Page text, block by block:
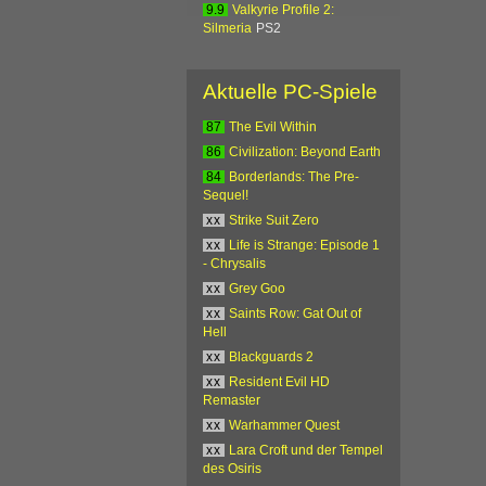
9.9
Valkyrie Profile 2:
Silmeria PS2
Aktuelle PC-Spiele
87
The Evil Within
86
Civilization: Beyond Earth
84
Borderlands: The Pre-
Sequel!
xx
Strike Suit Zero
xx
Life is Strange: Episode 1
- Chrysalis
xx
Grey Goo
xx
Saints Row: Gat Out of
Hell
xx
Blackguards 2
xx
Resident Evil HD
Remaster
xx
Warhammer Quest
xx
Lara Croft und der Tempel
des Osiris